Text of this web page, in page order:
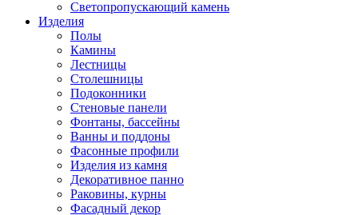
Светопропускающий камень
Изделия
Полы
Камины
Лестницы
Столешницы
Подоконники
Стеновые панели
Фонтаны, бассейны
Ванны и поддоны
Фасонные профили
Изделия из камня
Декоративное панно
Раковины, курны
Фасадный декор